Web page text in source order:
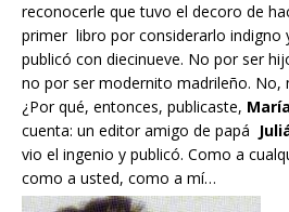
reconocerle que tuvo el decoro de
primer libro por considerarlo indigno
publicó con diecinueve. No por ser
no por ser modernito madrileño. No,
¿Por qué, entonces, publicaste,
cuenta: un editor amigo de papá
vio el ingenio y publicó. Como a
como a usted, como a mí…